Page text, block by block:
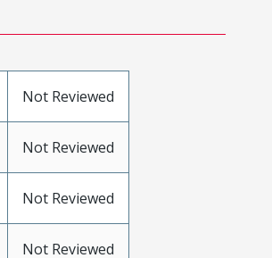
Not Reviewed
Not Reviewed
Not Reviewed
Not Reviewed